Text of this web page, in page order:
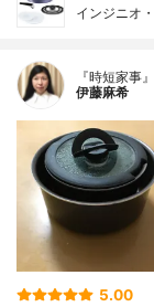
インジニオ
『時短家事
伊藤麻希
5.00